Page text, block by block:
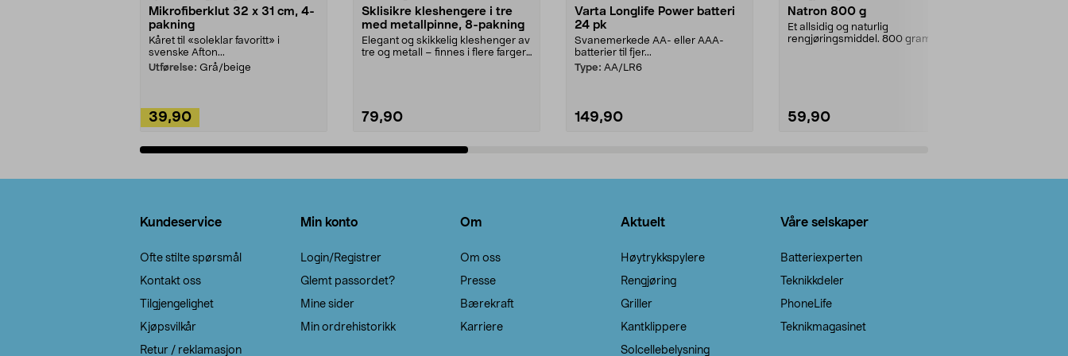
Mikrofiberklut 32 x 31 cm, 4-
pakning
Kåret til «soleklar favoritt» i
svenske Afton...
Utførelse: Grå/beige
39,90
Sklisikre kleshengere i tre
med metallpinne, 8-pakning
Elegant og skikkelig kleshenger av
tre og metall – finnes i flere farger.
79,90
Varta Longlife Power batteri
24 pk
Svanemerkede AA- eller AAA-
batterier til fjer...
Type: AA/LR6
149,90
Natron 800 g
Et allsidig og naturlig
rengjøringsmiddel. 800 gram
59,90
Kundeservice
Ofte stilte spørsmål
Kontakt oss
Tilgjengelighet
Kjøpsvilkår
Retur / reklamasjon
Min konto
Login/Registrer
Glemt passordet?
Mine sider
Min ordrehistorikk
Om
Om oss
Presse
Bærekraft
Karriere
Aktuelt
Høytrykkspylere
Rengjøring
Griller
Kantklippere
Solcellebelysning
Våre selskaper
Batteriexperten
Teknikkdeler
PhoneLife
Teknikmagasinet